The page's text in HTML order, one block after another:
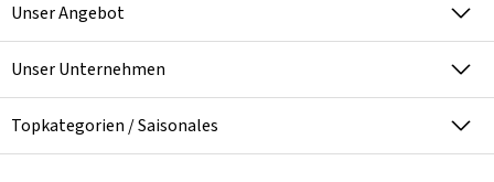
Unser Angebot
Unser Unternehmen
Topkategorien / Saisonales